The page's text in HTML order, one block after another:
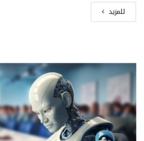
للمزيد